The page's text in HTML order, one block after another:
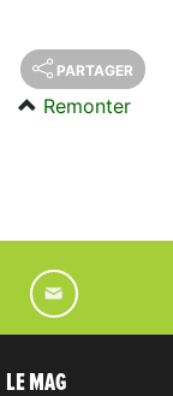
PARTAGER
Remonter
LE MAG